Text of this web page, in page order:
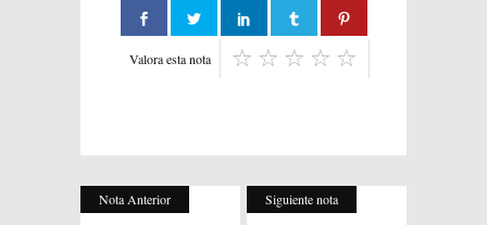
Valora esta nota
Nota Anterior Siguiente nota